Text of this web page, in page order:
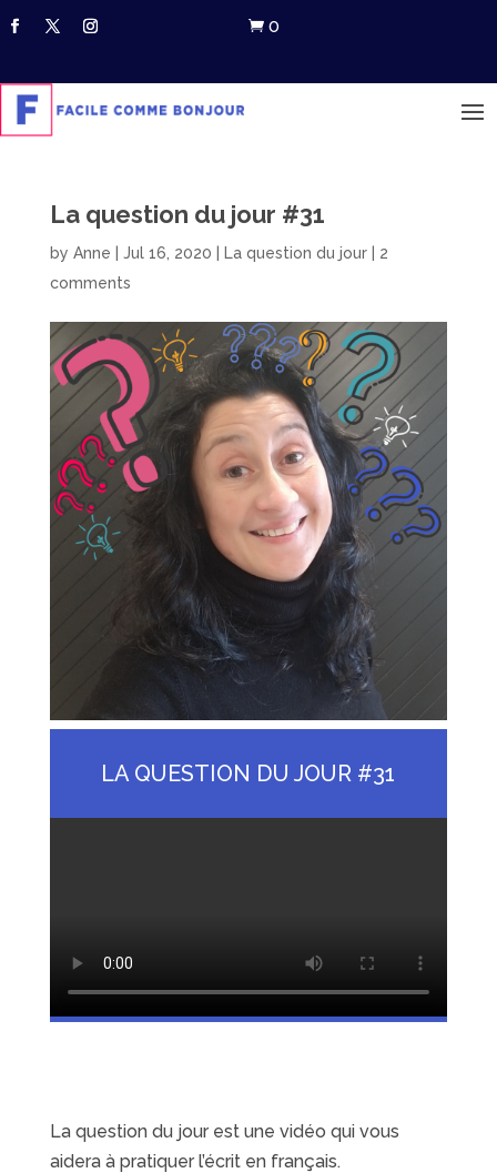
 0
La question du jour #31
by Anne Jul 16, 2020 La question du jour| 2
comments
LA QUESTION DU JOUR #31
La question du jour est une vidéo qui vous
aidera à pratiquer l’écrit en français.